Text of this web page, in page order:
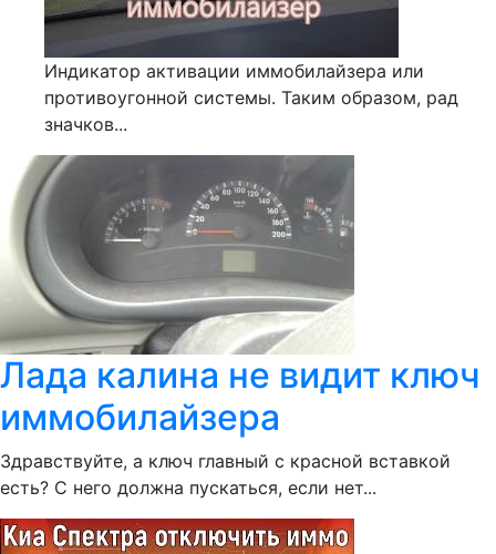
Индикатор активации иммобилайзера или
противоугонной системы. Таким образом, рад
значков...
Лада калина не видит ключ
иммобилайзера
Здравствуйте, а ключ главный с красной вставкой
есть? С него должна пускаться, если нет...